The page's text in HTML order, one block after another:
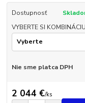
Dostupnosť
VYBERTE SI
Nie sme platca DPH
2 044 €/ks